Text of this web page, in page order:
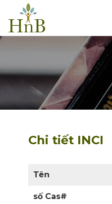
Chi tiết INCI
Tên
số Cas#